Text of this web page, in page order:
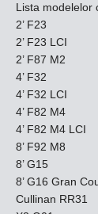
Lista modelelor
2’ F23
2’ F23 LCI
2’ F87 M2
4’ F32
4’ F32 LCI
4’ F82 M4
4’ F82 M4 LCI
8’ F92 M8
8’ G15
8’ G16 Gran
Cullinan RR31